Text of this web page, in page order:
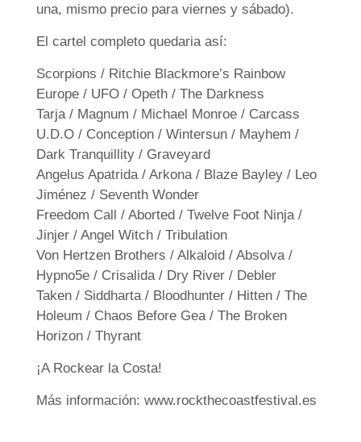
una, mismo precio para viernes y sábado).
El cartel completo quedaria así:
Scorpions / Ritchie Blackmore’s Rainbow
Europe / UFO / Opeth / The Darkness
Tarja / Magnum / Michael Monroe / Carcass
U.D.O / Conception / Wintersun / Mayhem /
Dark Tranquillity / Graveyard
Angelus Apatrida / Arkona / Blaze Bayley / Leo
Jiménez / Seventh Wonder
Freedom Call / Aborted / Twelve Foot Ninja /
Jinjer / Angel Witch / Tribulation
Von Hertzen Brothers / Alkaloid / Absolva /
Hypno5e / Crisalida / Dry River / Debler
Taken / Siddharta / Bloodhunter / Hitten / The
Holeum / Chaos Before Gea / The Broken
Horizon / Thyrant
¡A Rockear la Costa!
Más información: www.rockthecoastfestival.es